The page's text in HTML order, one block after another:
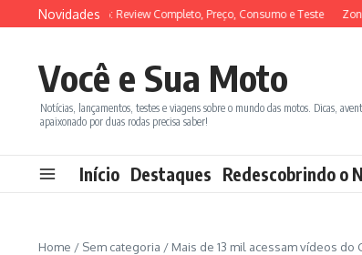
Ir para o conteúdo
Novidades
ADX 150 2026: Review Completo, Preço, Consumo e Teste Zontes
Você e Sua Moto
Notícias, lançamentos, testes e viagens sobre o mundo das motos. Dicas,
apaixonado por duas rodas precisa saber!
Início Destaques Redescobrindo o
Home / Sem categoria / Mais de 13 mil acessam vídeos do